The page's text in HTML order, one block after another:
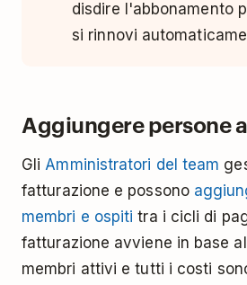
disdire l'abbonamento
si rinnovi
Aggiungere persone
Gli Amministratori del team
fatturazione e possono
membri e ospiti tra i cicli di
fatturazione avviene in base
membri attivi e tutti i costi